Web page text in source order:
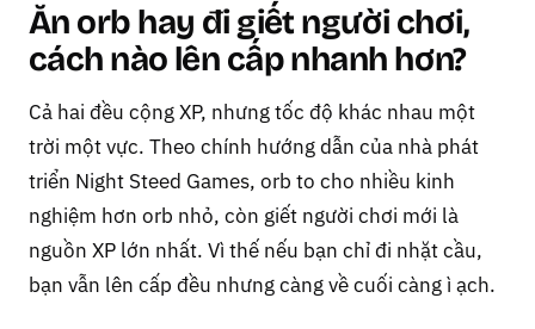
Ăn orb hay đi giết người chơi,
cách nào lên cấp nhanh hơn?
Cả hai đều cộng XP, nhưng tốc độ khác nhau một
trời một vực. Theo chính hướng dẫn của nhà phát
triển Night Steed Games, orb to cho nhiều kinh
nghiệm hơn orb nhỏ, còn giết người chơi mới là
nguồn XP lớn nhất. Vì thế nếu bạn chỉ đi nhặt cầu,
bạn vẫn lên cấp đều nhưng càng về cuối càng ì ạch.